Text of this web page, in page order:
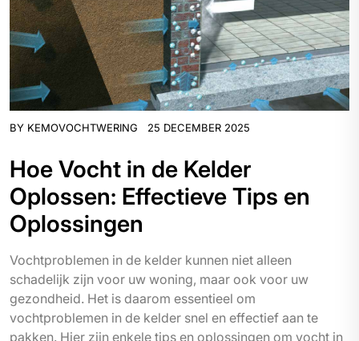
BY KEMOVOCHTWERING 25 DECEMBER 2025
Hoe Vocht in de Kelder
Oplossen: Effectieve Tips en
Oplossingen
Vochtproblemen in de kelder kunnen niet alleen
schadelijk zijn voor uw woning, maar ook voor uw
gezondheid. Het is daarom essentieel om
vochtproblemen in de kelder snel en effectief aan te
pakken. Hier zijn enkele tips en oplossingen om vocht in